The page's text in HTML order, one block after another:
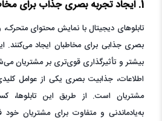
1. ایجاد تجربه بصری جذاب برای مخاطبان
تابلوهای دیجیتال با نمایش محتوای متحرک،
بصری جذابی برای مخاطبان ایجاد
بیشتر و تأثیرگذاری قوی‌تری بر مشتریان
اطلاعات، جذابیت بصری یکی از عوامل
مشتریان است. از طریق این تابلوها،
به‌یادماندنی و متفاوت برای مشتریان خود